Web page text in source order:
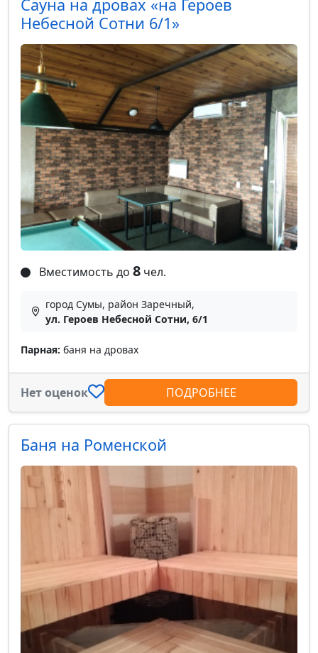
Сауна на дровах «на Героев
Небесной Сотни 6/1»
Вместимость до 8 чел.
город Сумы, район Заречный,
ул. Героев Небесной Сотни, 6/1
Парная: баня на дровах
Нет оценок ПОДРОБНЕЕ
Баня на Роменской